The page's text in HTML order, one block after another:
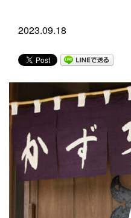
2023.09.18